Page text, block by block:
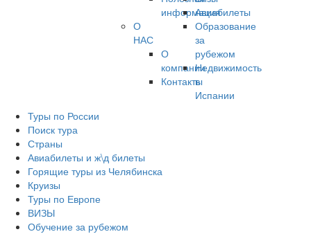
информация
О
НАС
О
компании
Контакты
Авиабилеты
Образование
за
рубежом
Недвижимость
в
Испании
Туры по России
Поиск тура
Страны
Авиабилеты и ж\д билеты
Горящие туры из Челябинска
Круизы
Туры по Европе
ВИЗЫ
Обучение за рубежом